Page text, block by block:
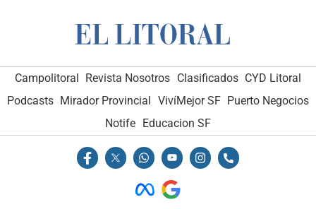
Campolitoral Revista Nosotros Clasificados CYD Litoral
Podcasts Mirador Provincial VivíMejor SF Puerto Negocios
Notife
Educacion SF